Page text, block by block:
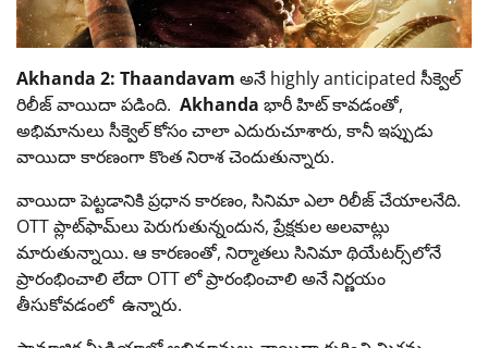
Akhanda 2: Thaandavam అనే highly anticipated సీక్వెల్
రిలీజ్ వాయిదా పడింది. Akhanda భారీ హిట్ కావడంతో,
అభిమానులు సీక్వెల్ కోసం చాలా ఎదురుచూశారు, కానీ ఇప్పుడు
వాయిదా కారణంగా కొంత నిరాశ చెందుతున్నారు.
వాయిదా పెట్టడానికి ప్రధాన కారణం, సినిమా ఎలా రిలీజ్ చేయాలనేది.
OTT ప్లాట్‌ఫామ్‌లు పెరుగుతున్నందున, ప్రేక్షకుల అలవాట్లు
మారుతున్నాయి. ఆ కారణంతో, నిర్మాతలు సినిమా థియేటర్స్‌లోనే
ప్రారంభించాలి లేదా OTT లో ప్రారంభించాలి అనే నిర్ణయం
తీసుకోవడంలో ఉన్నారు.